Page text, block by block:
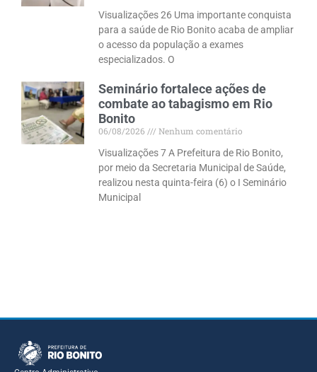
Visualizações 26 Uma importante conquista
para a saúde de Rio Bonito acaba de ampliar
o acesso da população a exames
especializados. O
Seminário fortalece ações de
combate ao tabagismo em Rio
Bonito
06/08/2026
Nenhum comentário
Visualizações 7 A Prefeitura de Rio Bonito,
por meio da Secretaria Municipal de Saúde,
realizou nesta quinta-feira (6) o I Seminário
Municipal